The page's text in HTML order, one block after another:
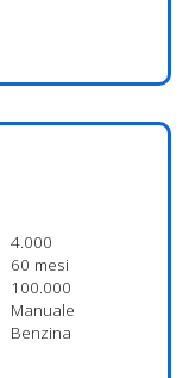
4.000
60 mesi
100.000
Manuale
Benzina